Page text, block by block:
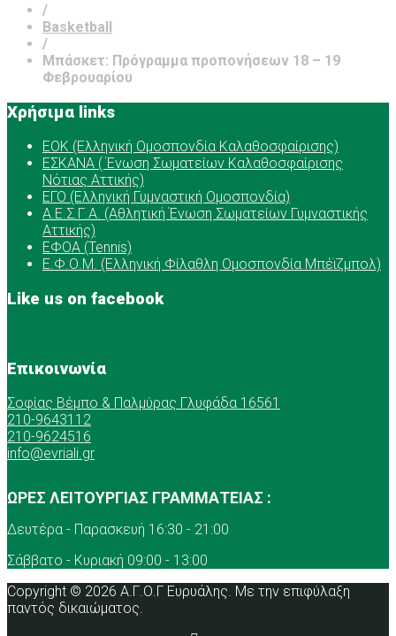
/
Basketball
/
Μπάσκετ: Πρόγραμμα προπονήσεων 18 – 19
Φεβρουαρίου
Χρήσιμα links
ΕOK (Ελληνική Ομοσπονδία Καλαθοσφαίρισης)
ΕΣΚΑΝΑ ( Ένωση Σωματείων Καλαθοσφαίρισης
Νότιας Αττικής)
ΕΓΟ (Ελληνική Γυμναστική Ομοσπονδία)
Α.Ε.Σ.Γ.Α. (Αθλητική Ένωση Σωματείων Γυμναστικής
Αττικής)
ΕΦΟΑ (Tennis)
Ε.Φ.Ο.Μ. (Ελληνική Φίλαθλη Ομοσπονδία Μπέϊζμπολ)
Like us on facebook
Επικοινωνία
Σοφίας Βέμπο & Παλμύρας Γλυφάδα 16561
210-9643112
210-9624516
info@evriali.gr
ΩΡΕΣ ΛΕΙΤΟΥΡΓΙΑΣ ΓΡΑΜΜΑΤΕΙΑΣ :
Δευτέρα - Παρασκευή 16:30 - 21:00
Σάββατο - Κυριακή 09:00 - 13:00
Copyright © 2026 Α.Γ.Ο.Γ Ευρυάλης. Με την επιφύλαξη
παντός δικαιώματος.